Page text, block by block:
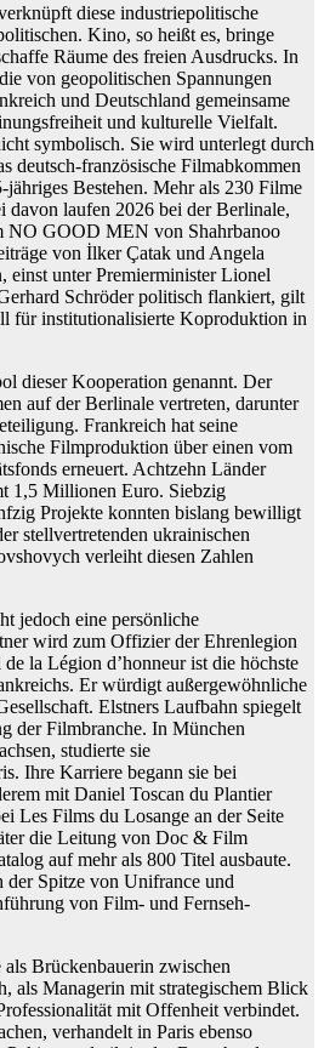
diese industriepolitische
Kino, so heißt es, bringe
Räume des freien Ausdrucks. In
von geopolitischen Spannungen
und Deutschland gemeinsame
und kulturelle Vielfalt.
symbolisch. Sie wird unterlegt durch
deutsch-französische Filmabkommen
jähriges Bestehen. Mehr als 230 Filme
davon laufen 2026 bei der Berlinale,
NO GOOD MEN von Shahrbanoo
von İlker Çatak und Angela
einst unter Premierminister Lionel
Schröder politisch flankiert, gilt
für institutionalisierte Koproduktion in
dieser Kooperation genannt. Der
auf der Berlinale vertreten, darunter
Frankreich hat seine
Filmproduktion über einen vom
erneuert. Achtzehn Länder
1,5 Millionen Euro. Siebzig
Projekte konnten bislang bewilligt
stellvertretenden ukrainischen
verleiht diesen Zahlen
jedoch eine persönliche
wird zum Offizier der Ehrenlegion
la Légion d’honneur ist die höchste
Er würdigt außergewöhnliche
Elstners Laufbahn spiegelt
der Filmbranche. In München
studierte sie
Ihre Karriere begann sie bei
mit Daniel Toscan du Plantier
Les Films du Losange an der Seite
die Leitung von Doc & Film
auf mehr als 800 Titel ausbaute.
der Spitze von Unifrance und
von Film- und Fernseh-
Brückenbauerin zwischen
als Managerin mit strategischem Blick
mit Offenheit verbindet.
verhandelt in Paris ebenso